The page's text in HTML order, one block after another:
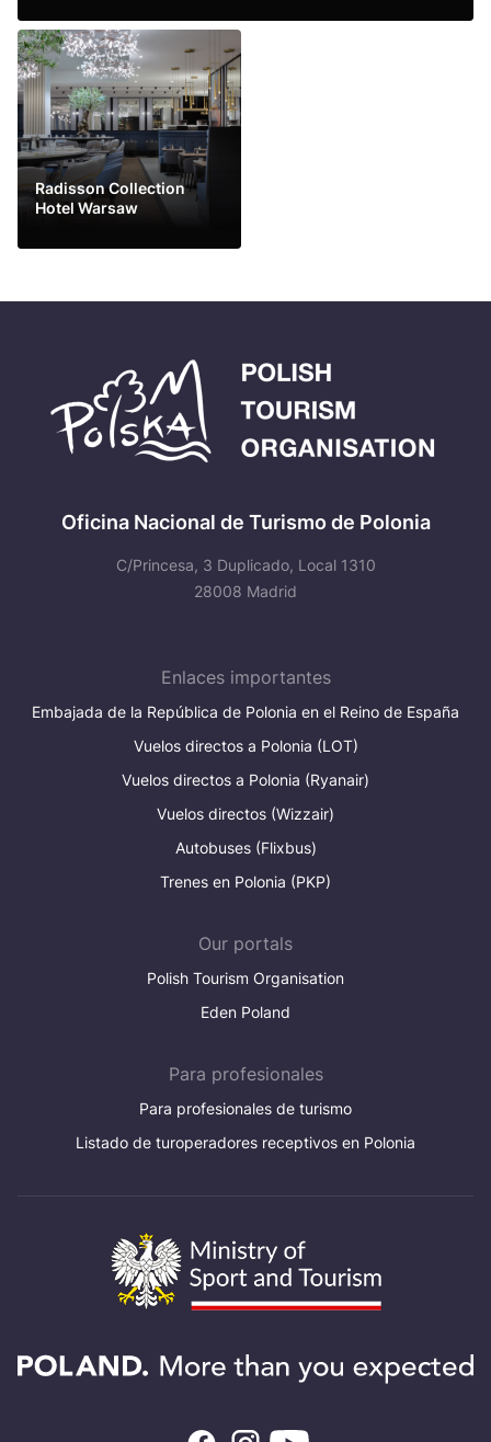
Leer más
Radisson Collection
Hotel Warsaw
Leer más
Oficina Nacional de Turismo de Polonia
C/Princesa, 3 Duplicado, Local 1310
28008 Madrid
Enlaces importantes
Embajada de la República de Polonia en el Reino de España
Vuelos directos a Polonia (LOT)
Vuelos directos a Polonia (Ryanair)
Vuelos directos (Wizzair)
Autobuses (Flixbus)
Trenes en Polonia (PKP)
Our portals
Polish Tourism Organisation
Eden Poland
Para profesionales
Para profesionales de turismo
Listado de turoperadores receptivos en Polonia